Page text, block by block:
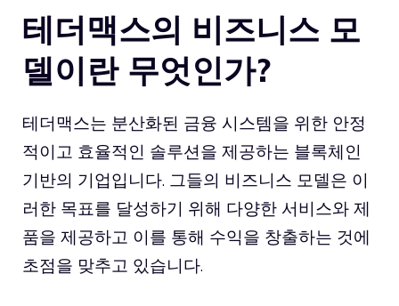
테더맥스의 비즈니스 모
델이란 무엇인가?
테더맥스는 분산화된 금융 시스템을 위한 안정
적이고 효율적인 솔루션을 제공하는 블록체인
기반의 기업입니다. 그들의 비즈니스 모델은 이
러한 목표를 달성하기 위해 다양한 서비스와 제
품을 제공하고 이를 통해 수익을 창출하는 것에
초점을 맞추고 있습니다.